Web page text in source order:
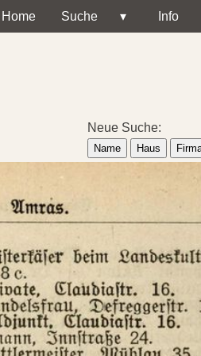
Home Suche ▾ Info
Neue Suche:
Name Haus